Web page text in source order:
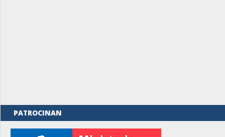
PATROCINAN